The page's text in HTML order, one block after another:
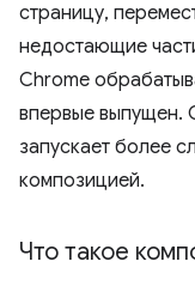
страницу,
недостающие
Chrome
впервые выпущен.
запускает более
композицией.
Что такое